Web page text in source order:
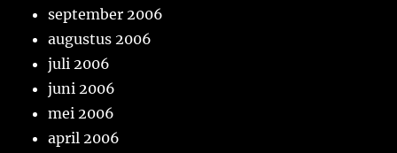
september 2006
augustus 2006
juli 2006
juni 2006
mei 2006
april 2006